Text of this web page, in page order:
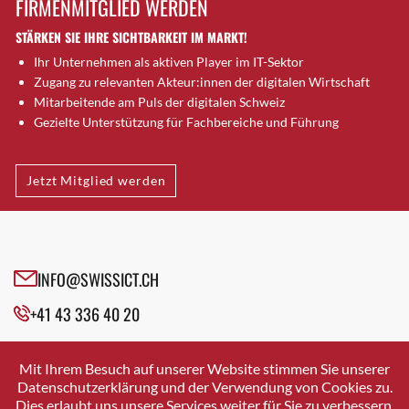
Brugg AG
Brütten
Bubendorf
Bubikon
Buchs (SG)
Bäretswil
Bülach
Cazis
Crissier
Davos Platz
Dierikon
Dietikon
FIRMENMITGLIED WERDEN
STÄRKEN SIE IHRE SICHTBARKEIT IM MARKT!
Ihr Unternehmen als aktiven Player im IT-Sektor
Zugang zu relevanten Akteur:innen der digitalen Wirtschaft
Mitarbeitende am Puls der digitalen Schweiz
Gezielte Unterstützung für Fachbereiche und Führung
Jetzt Mitglied werden
INFO@SWISSICT.CH
+41 43 336 40 20
SWISSICT
VULKANSTRASSE 120
8048 ZURICH
Mit Ihrem Besuch auf unserer Website stimmen Sie unserer
Datenschutzerklärung und der Verwendung von Cookies zu.
Dies erlaubt uns unsere Services weiter für Sie zu verbessern.